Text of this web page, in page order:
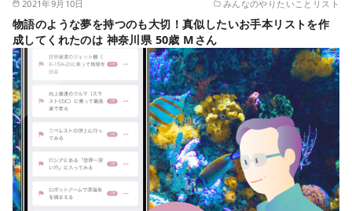
2021年9月10日 みんなのやりたいことリスト
物語のような夢を持つのも大切！真似したいお手本リストを作
成してくれたのは 神奈川県 50歳 Mさん